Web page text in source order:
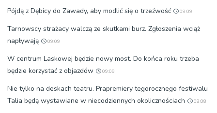
Pójdą z Dębicy do Zawady, aby modlić się o trzeźwość 09:09
Tarnowscy strażacy walczą ze skutkami burz. Zgłoszenia wciąż
napływają
09:09
W centrum Laskowej będzie nowy most. Do końca roku trzeba
będzie korzystać z objazdów
09:09
Nie tylko na deskach teatru. Prapremiery tegorocznego festiwalu
Talia będą wystawiane w niecodziennych okolicznościach
08:08